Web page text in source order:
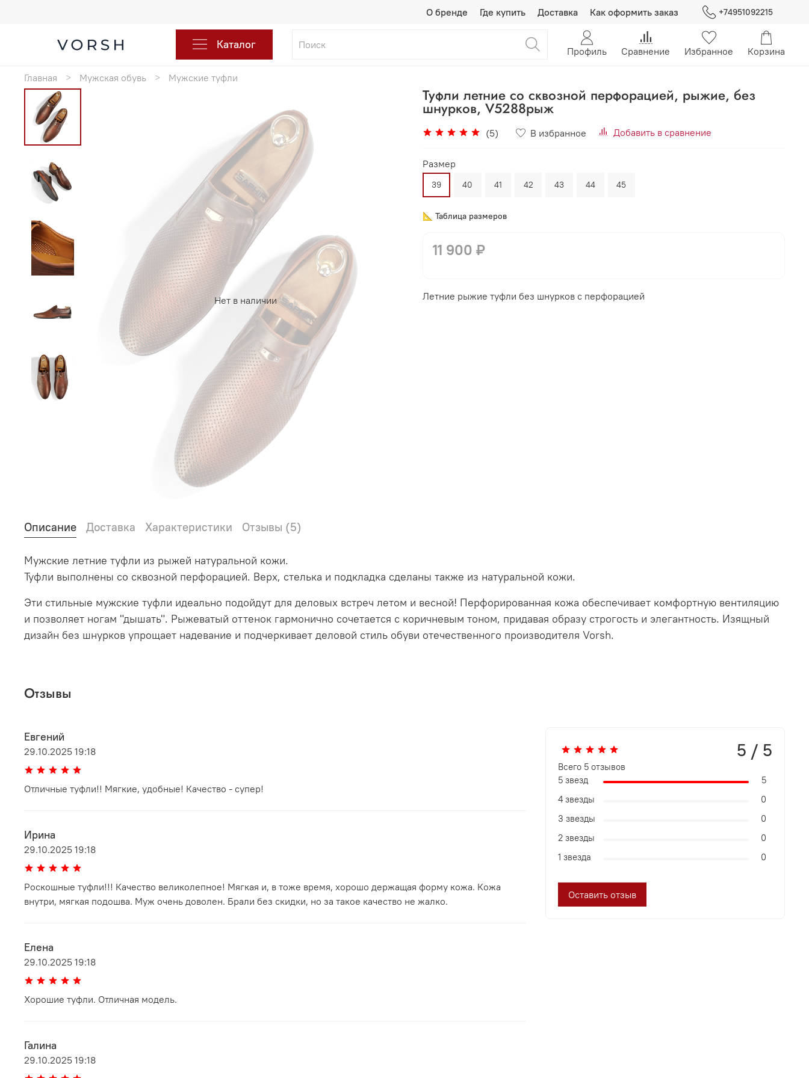
О бренде Где купить Доставка Как оформить заказ +74951092215
Каталог Профиль Сравнение Избранное Корзина
Главная Мужская обувь Мужские туфли
Нет в наличии
Туфли летние со сквозной перфорацией, рыжие, без
шнурков, V5288рыж
(5) В избранное Добавить в сравнение
Размер
39 40 41 42 43 44 45
📐 Таблица размеров
11 900 ₽
Летние рыжие туфли без шнурков с перфорацией
Описание Доставка Характеристики Отзывы (5)
Мужские летние туфли из рыжей натуральной кожи.
Туфли выполнены со сквозной перфорацией. Верх, стелька и подкладка сделаны также из натуральной кожи.
Эти стильные мужские туфли идеально подойдут для деловых встреч летом и весной! Перфорированная кожа обеспечивает комфортную вентиляцию
и позволяет ногам "дышать". Рыжеватый оттенок гармонично сочетается с коричневым тоном, придавая образу строгость и элегантность. Изящный
дизайн без шнурков упрощает надевание и подчеркивает деловой стиль обуви отечественного производителя Vorsh.
Отзывы
Евгений
29.10.2025 19:18
Отличные туфли!! Мягкие, удобные! Качество - супер!
Ирина
29.10.2025 19:18
Роскошные туфли!!! Качество великолепное! Мягкая и, в тоже время, хорошо держащая форму кожа. Кожа
внутри, мягкая подошва. Муж очень доволен. Брали без скидки, но за такое качество не жалко.
Елена
29.10.2025 19:18
Хорошие туфли. Отличная модель.
Галина
29.10.2025 19:18
5 / 5
Всего 5 отзывов
5 звезд
5
4 звезды
0
3 звезды
0
2 звезды
0
1 звезда
0
Оставить отзыв